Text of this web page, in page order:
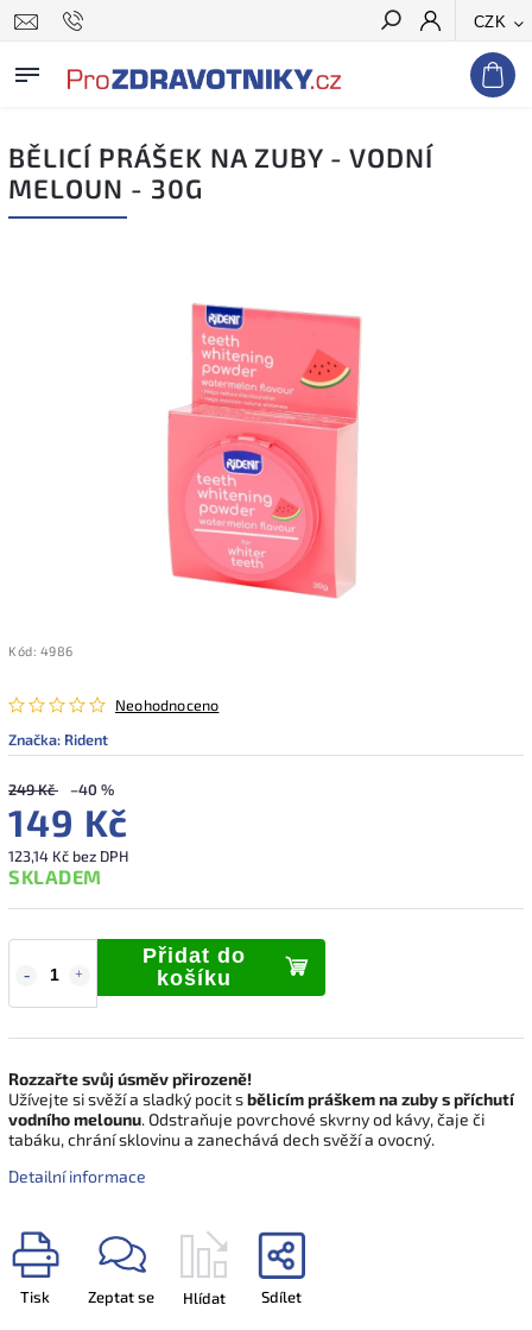
CZK
Hledat
BĚLICÍ PRÁŠEK NA ZUBY - VODNÍ
MELOUN - 30G
Kód: 4986
Neohodnoceno
Značka: Rident
249 Kč –40 %
149 Kč
123,14 Kč bez DPH
SKLADEM
Přidat do
košíku
Rozzařte svůj úsměv přirozeně!
Užívejte si svěží a sladký pocit sbělicím práškem na zuby s příchutí
vodního melounu. Odstraňuje povrchové skvrny od kávy, čaje či
tabáku, chrání sklovinu a zanechává dech svěží a ovocný.
Detailní informace
Tisk Zeptat se Hlídat Sdílet